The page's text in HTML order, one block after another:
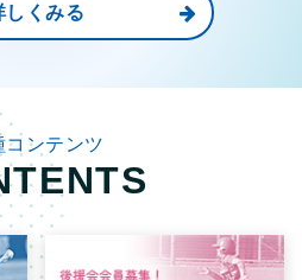
しくみる
コンテンツ